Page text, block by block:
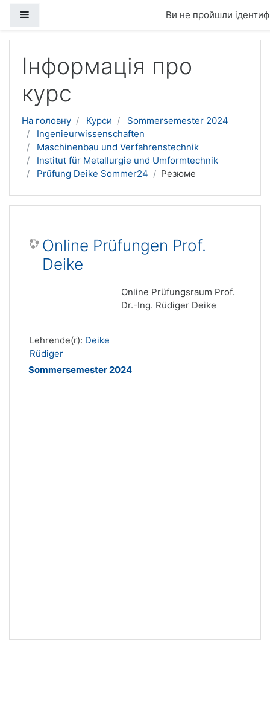
Ви не пройшли
Інформація про
курс
На головну Курси
Sommersemester 2024
Ingenieurwissenschaften
Maschinenbau und Verfahrenstechnik
Institut für Metallurgie und Umformtechnik
Prüfung Deike Sommer24
Резюме
Online Prüfungen Prof.
Deike
Online Prüfungsraum Prof.
Dr.-Ing. Rüdiger Deike
Lehrende(r): Deike
Rüdiger
Sommersemester 2024